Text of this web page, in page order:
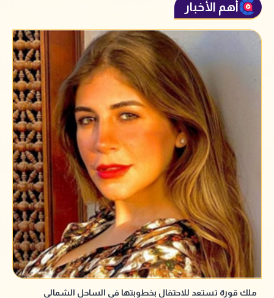
أهم الأخبار
ملك قورة تستعد للاحتفال بخطوبتها في الساحل الشمالي